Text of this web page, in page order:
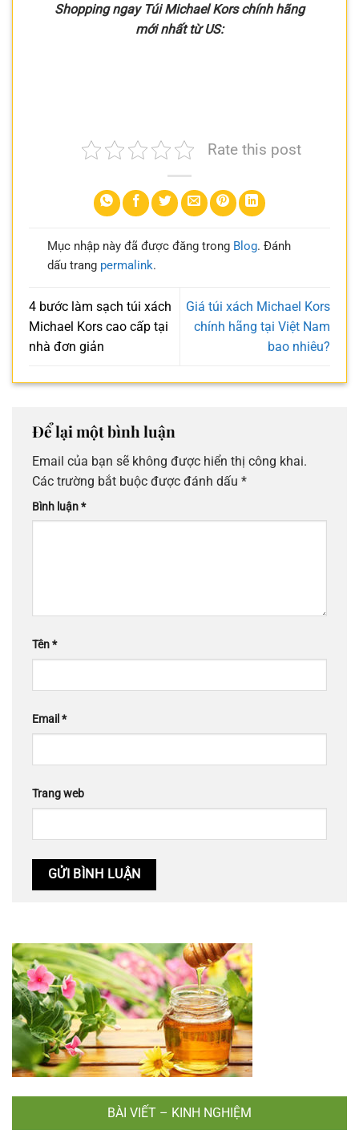
Shopping ngay Túi Michael Kors chính hãng
mới nhất từ US:
Rate this post
Mục nhập này đã được đăng trong Blog. Đánh
dấu trang permalink.
4 bước làm sạch túi xách
Michael Kors cao cấp tại
nhà đơn giản
Giá túi xách Michael Kors
chính hãng tại Việt Nam
bao nhiêu?
Để lại một bình luận
Email của bạn sẽ không được hiển thị công khai.
Các trường bắt buộc được đánh dấu *
Bình luận*
Tên*
Email *
Trang web
BÀI VIẾT – KINH NGHIỆM